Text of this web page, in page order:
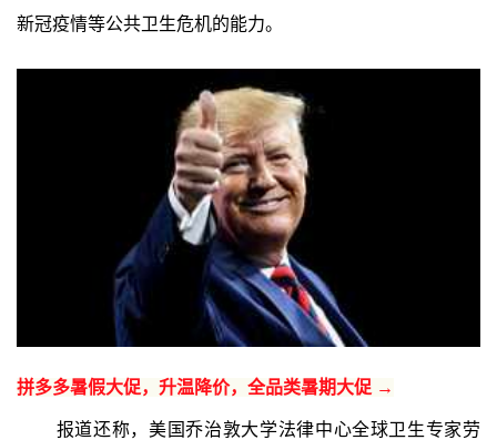
新冠疫情等公共卫生危机的能力。
拼多多暑假大促，升温降价，全品类暑期大促 →
报道还称，美国乔治敦大学法律中心全球卫生专家劳